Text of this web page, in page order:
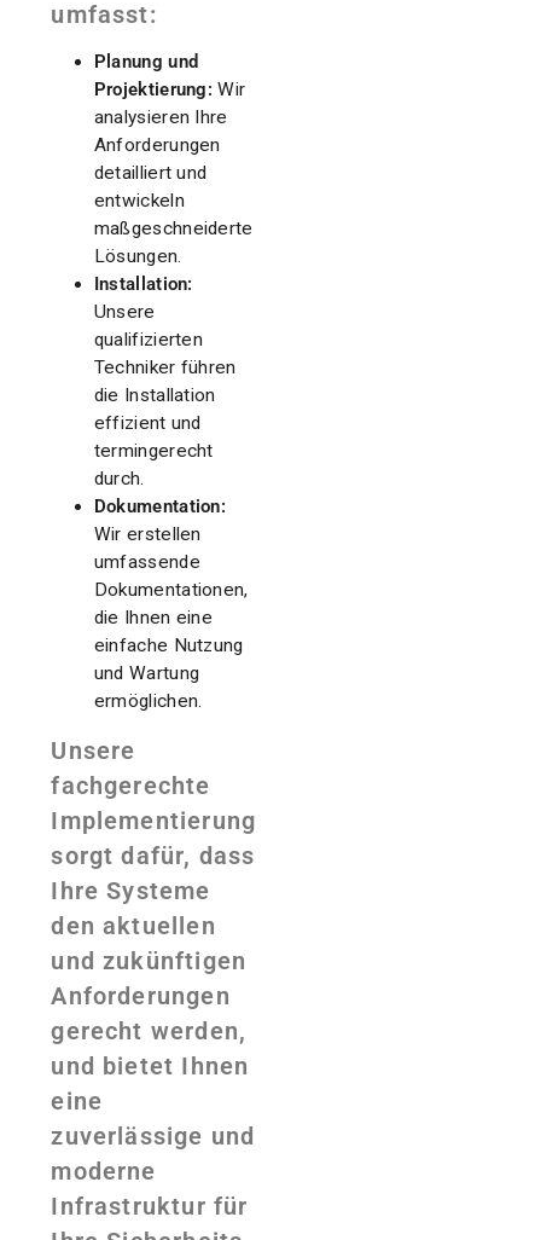
umfasst:
Planung und
Projektierung: Wir
analysieren Ihre
Anforderungen
detailliert und
entwickeln
maßgeschneiderte
Lösungen.
Installation:
Unsere
qualifizierten
Techniker führen
die Installation
effizient und
termingerecht
durch.
Dokumentation:
Wir erstellen
umfassende
Dokumentationen,
die Ihnen eine
einfache Nutzung
und Wartung
ermöglichen.
Unsere
fachgerechte
Implementierung
sorgt dafür, dass
Ihre Systeme
den aktuellen
und zukünftigen
Anforderungen
gerecht werden,
und bietet Ihnen
eine
zuverlässige und
moderne
Infrastruktur für